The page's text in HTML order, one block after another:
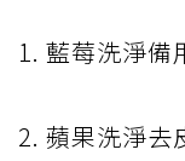
1. 藍莓洗淨備
2. 蘋果洗淨去